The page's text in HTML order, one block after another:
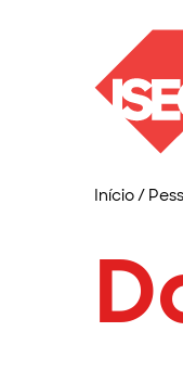
Início/